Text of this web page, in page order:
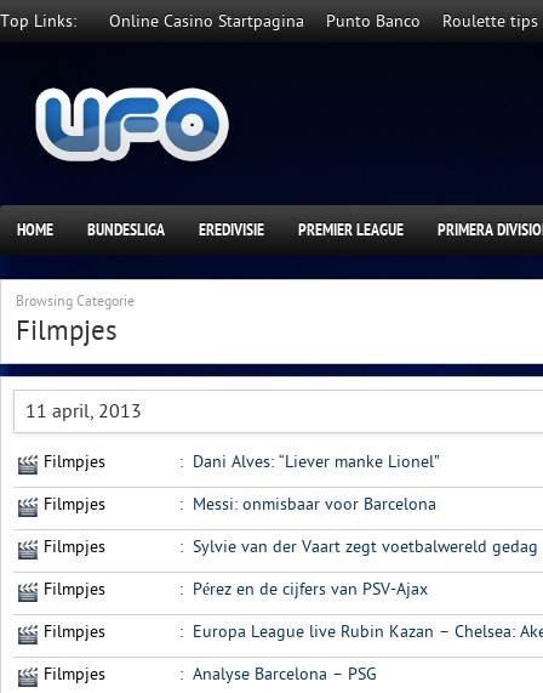
Top Links: Online Casino Startpagina Punto Banco Roulette tips
HOME BUNDESLIGA EREDIVISIE PREMIER LEAGUE PRIMERA
Browsing Categorie
Filmpjes
11 april, 2013
Filmpjes : Dani Alves: “Liever manke Lionel”
Filmpjes : Messi: onmisbaar voor Barcelona
Filmpjes : Sylvie van der Vaart zegt voetbalwereld
Filmpjes : Pérez en de cijfers van PSV-Ajax
Filmpjes : Europa League live Rubin Kazan – Chelsea:
Filmpjes : Analyse Barcelona – PSG